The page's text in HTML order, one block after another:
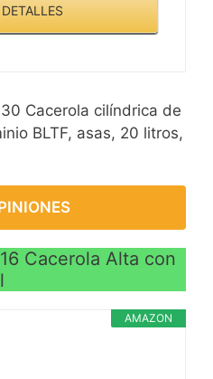
Cacerola cilíndrica de
BLTF, asas, 20 litros,
Cacerola Alta con
AMAZON